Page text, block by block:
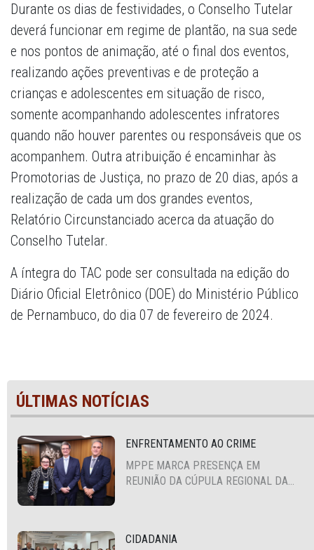
Durante os dias de festividades, o Conselho Tutelar
deverá funcionar em regime de plantão, na sua sede
e nos pontos de animação, até o final dos eventos,
realizando ações preventivas e de proteção a
crianças e adolescentes em situação de risco,
somente acompanhando adolescentes infratores
quando não houver parentes ou responsáveis que os
acompanhem. Outra atribuição é encaminhar às
Promotorias de Justiça, no prazo de 20 dias, após a
realização de cada um dos grandes eventos,
Relatório Circunstanciado acerca da atuação do
Conselho Tutelar.
A íntegra do TAC pode ser consultada na edição do
Diário Oficial Eletrônico (DOE) do Ministério Público
de Pernambuco, do dia 07 de fevereiro de 2024.
ÚLTIMAS NOTÍCIAS
ENFRENTAMENTO AO CRIME
MPPE MARCA PRESENÇA EM
REUNIÃO DA CÚPULA REGIONAL DA
CIDADANIA